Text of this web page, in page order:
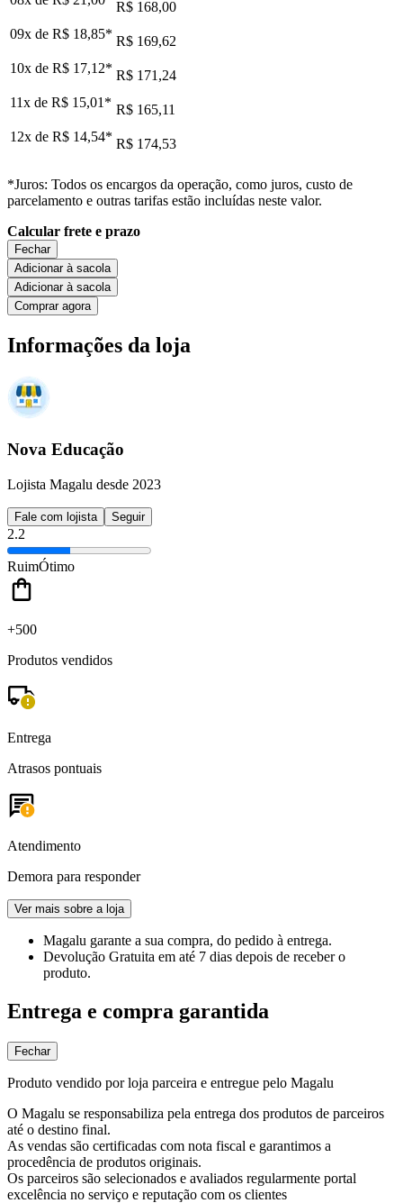
R$ 168,00
09x de R$ 18,85* R$ 169,62
10x de R$ 17,12* R$ 171,24
11x de R$ 15,01* R$ 165,11
12x de R$ 14,54* R$ 174,53
*Juros: Todos os encargos da operação, como juros, custo de
parcelamento e outras tarifas estão incluídas neste valor.
Calcular frete e prazo
Fechar
Adicionar à sacola
Adicionar à sacola
Comprar agora
Informações da loja
Nova Educação
Lojista Magalu desde 2023
Fale com lojista Seguir
2.2
RuimÓtimo
+500
Produtos vendidos
Entrega
Atrasos pontuais
Atendimento
Demora para responder
Ver mais sobre a loja
Magalu garante a sua compra, do pedido à entrega.
Devolução Gratuita em até 7 dias depois de receber o
produto.
Entrega e compra garantida
Fechar
Produto vendido por loja parceira e entregue pelo Magalu
O Magalu se responsabiliza pela entrega dos produtos de parceiros
até o destino final.
As vendas são certificadas com nota fiscal e garantimos a
procedência de produtos originais.
Os parceiros são selecionados e avaliados regularmente portal
excelência no serviço e reputação com os clientes